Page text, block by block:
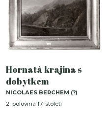
Hornatá krajina s
dobytkem
NICOLAES BERCHEM (?)
2. polovina 17. století